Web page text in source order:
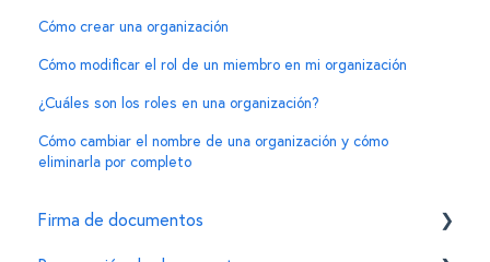
Cómo crear una organización
Cómo modificar el rol de un miembro en mi organización
¿Cuáles son los roles en una organización?
Cómo cambiar el nombre de una organización y cómo
eliminarla por completo
Firma de documentos